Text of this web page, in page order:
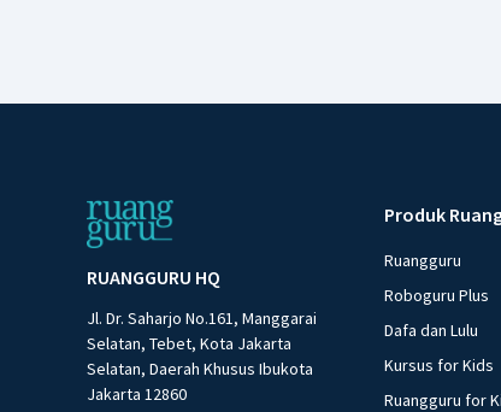
RUANGGURU HQ
Jl. Dr. Saharjo No.161, Manggarai
Selatan, Tebet, Kota Jakarta
Selatan, Daerah Khusus Ibukota
Jakarta 12860
Produk
Ruangguru
Roboguru Plus
Dafa dan Lulu
Kursus for Kids
Ruangguru for